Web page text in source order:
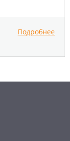
Подробнее